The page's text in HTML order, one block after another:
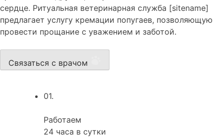
сердце. Ритуальная ветеринарная служба [sitename]
предлагает услугу кремации попугаев, позволяющую
провести прощание с уважением и заботой.
Связаться с врачом
01.
Работаем
24 часа в сутки